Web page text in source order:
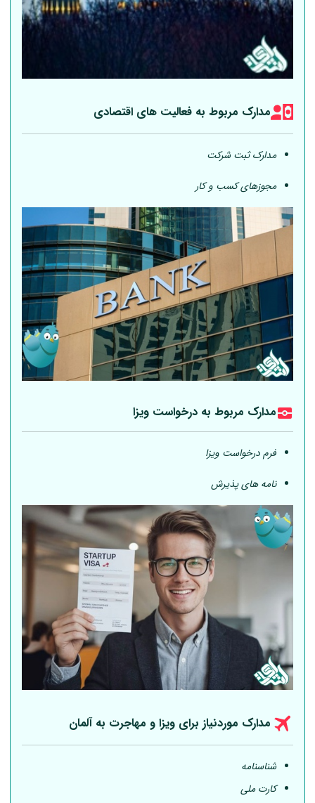
مدارک مربوط به فعالیت های اقتصادی
مدارک ثبت شرکت
مجوزهای کسب و کار
مدارک مربوط به درخواست ویزا
فرم درخواست ویزا
نامه های پذیرش
مدارک موردنیاز برای ویزا و مهاجرت بهآلمان
شناسنامه
کارت ملی